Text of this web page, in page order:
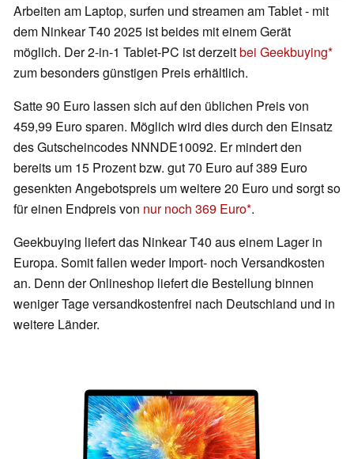
Arbeiten am Laptop, surfen und streamen am Tablet - mit
dem Ninkear T40 2025 ist beides mit einem Gerät
möglich. Der 2-in-1 Tablet-PC ist derzeitbei Geekbuying
zum besonders günstigen Preis erhältlich.
Satte 90 Euro lassen sich auf den üblichen Preis von
459,99 Euro sparen. Möglich wird dies durch den Einsatz
des Gutscheincodes NNNDE10092. Er mindert den
bereits um 15 Prozent bzw. gut 70 Euro auf 389 Euro
gesenkten Angebotspreis um weitere 20 Euro und sorgt so
für einen Endpreis von nur noch 369 Euro .
Geekbuying liefert das Ninkear T40 aus einem Lager in
Europa. Somit fallen weder Import- noch Versandkosten
an. Denn der Onlineshop liefert die Bestellung binnen
weniger Tage versandkostenfrei nach Deutschland und in
weitere Länder.